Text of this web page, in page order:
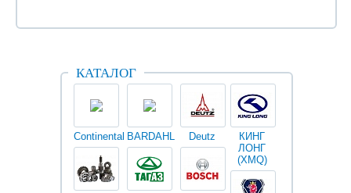
КАТАЛОГ
Continental BARDAHL Deutz
КИНГ
ЛОНГ
(XMQ)